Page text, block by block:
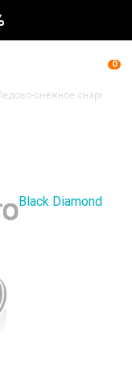
0
снежное
Black Diamond